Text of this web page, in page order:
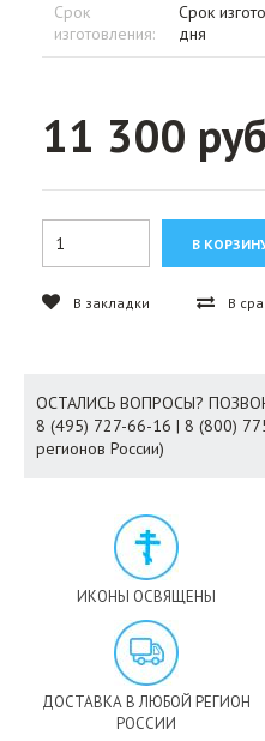
Срок
изготовления:
Срок
дня
11 300
В закладки В
ОСТАЛИСЬ ВОПРОСЫ?
8 (495) 727-66-16 | 8 (800)
регионов России)
ИКОНЫ ОСВЯЩЕНЫ
ДОСТАВКА В ЛЮБОЙ РЕГИОН
РОССИИ